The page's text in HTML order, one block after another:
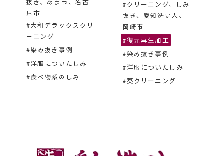
屋市
#大和デラックスクリ
ーニング
#染み抜き事例
#洋服についたしみ
#食べ物系のしみ
#クリーニング、しみ
抜き、愛知洗い人、
岡崎市
#復元再生加工
#染み抜き事例
#洋服についたしみ
#葵クリーニング